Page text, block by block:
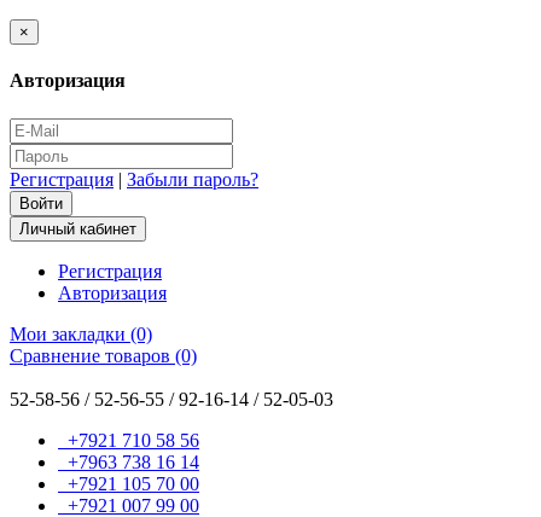
×
Авторизация
Регистрация | Забыли пароль?
Личный кабинет
Регистрация
Авторизация
Мои закладки (0)
Сравнение товаров (0)
52-58-56 / 52-56-55 / 92-16-14 / 52-05-03
+7921 710 58 56
+7963 738 16 14
+7921 105 70 00
+7921 007 99 00